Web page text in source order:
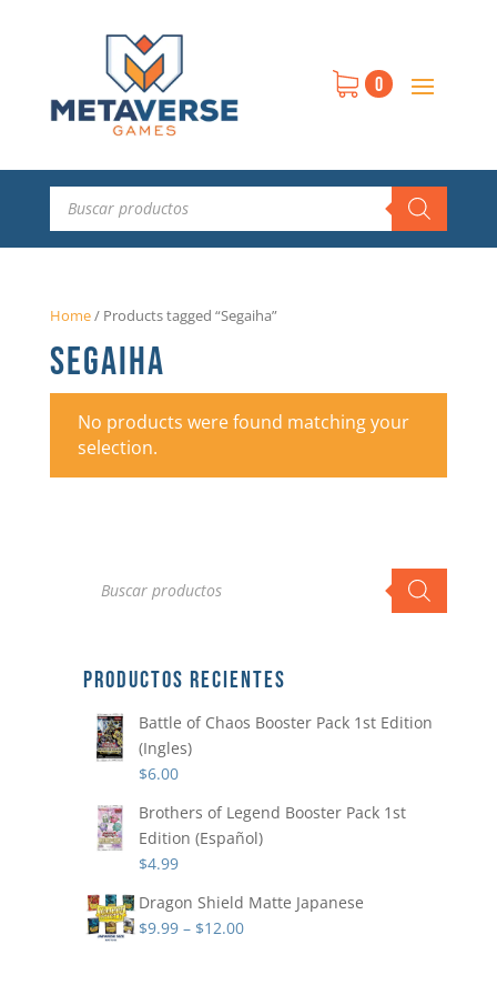
0
Búsqueda
productos
Home/ Products tagged “Segaiha”
SEGAIHA
No products were found matching your
selection.
productos
PRODUCTOS RECIENTES
Battle of Chaos Booster Pack 1st Edition
(Ingles)
$6.00
Brothers of Legend Booster Pack 1st
Edition (Español)
$4.99
Dragon Shield Matte Japanese
$9.99– $12.00